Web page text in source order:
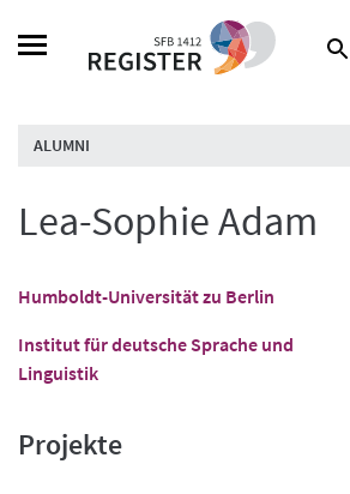
Suche
ALUMNI
Lea-Sophie Adam
Humboldt-Universität zu Berlin
Institut für deutsche Sprache und
Linguistik
Projekte